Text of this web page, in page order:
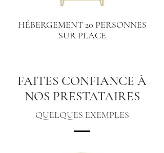
HÉBERGEMENT 20 PERSONNES
SUR PLACE
FAITES CONFIANCE À
NOS PRESTATAIRES
QUELQUES EXEMPLES